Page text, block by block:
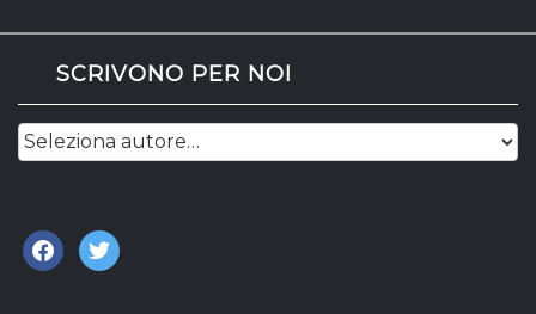
SCRIVONO PER NOI
facebook
twitter